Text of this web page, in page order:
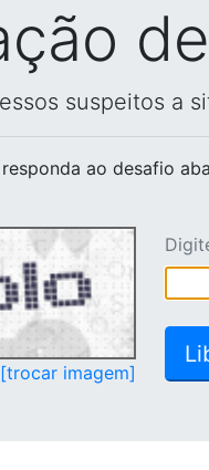
suspeitos a
responda ao desafio
[trocar imagem]